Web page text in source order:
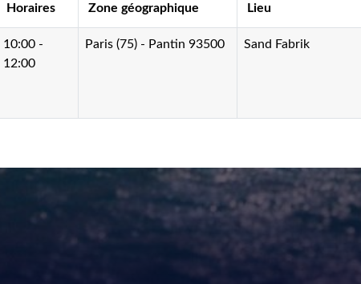
Horaires Zone géographique Lieu
10:00 -
12:00
Paris (75) - Pantin 93500 Sand Fabrik